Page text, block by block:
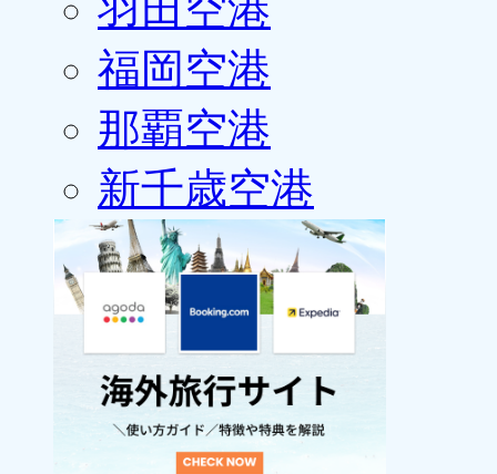
福岡空港
那覇空港
新千歳空港